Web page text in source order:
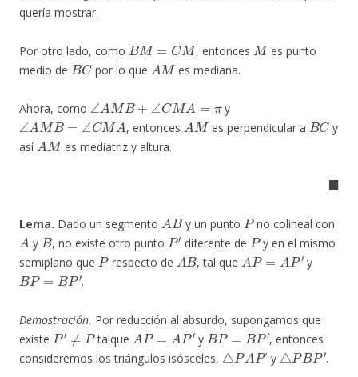
quería mostrar.
Por otro lado, como
BM = M
, entonces
M
es punto
medio de
BC
por lo que
A M
es mediana.
Ahora, como
∠ A MB+ C MA = π
y
∠AMB=∠CMA
, entonces
AM
es perpendicular a
BC
y
así
AM
es mediatriz y altura.
◼
Lema. Dado un segmento
A B
y un punto
P
no colineal con
A
y
B
, no existe otro punto
P′
diferente de
P
y en el mismo
semiplano que
P
respecto de
AB
, tal que
AP=AP′
y
BP=BP′
.
Demostración. Por reducción al absurdo, supongamos que
existe
P′≠P
talque
AP=A P′
y
BP= BP′
, entonces
consideremos los triángulos isósceles,
△ PAP
´ y
△PBP′
.